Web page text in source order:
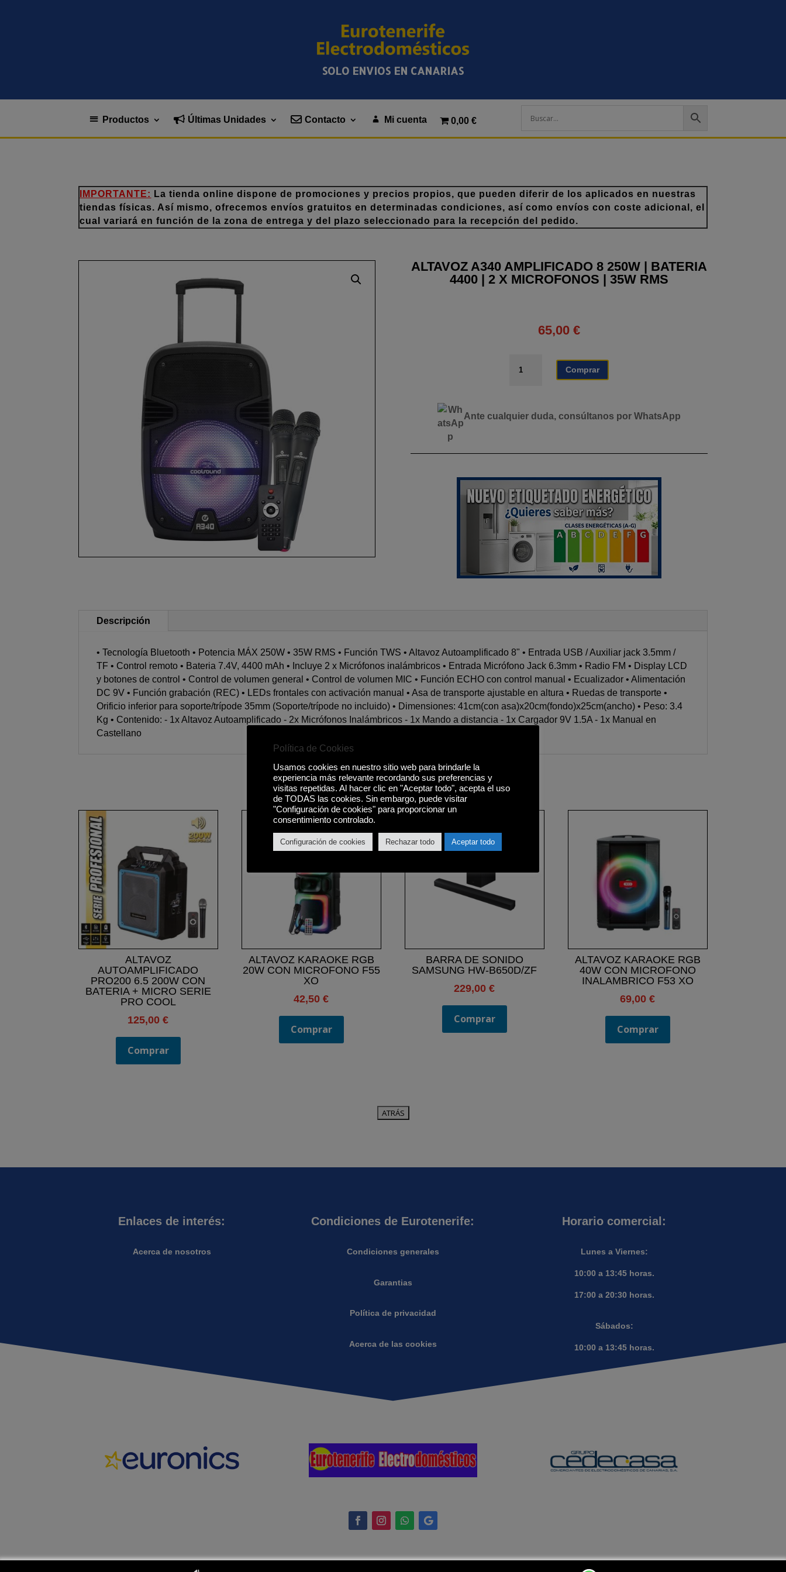
SOLO ENVIOS EN CANARIAS
Productos Últimas Unidades Contacto Mi cuenta 0,00 €
IMPORTANTE: La tienda online dispone de promociones y precios propios, que pueden diferir de los aplicados en nuestras
tiendas físicas. Así mismo, ofrecemos envíos gratuitos en determinadas condiciones, así como envíos con coste adicional, el
cual variará en función de la zona de entrega y del plazo seleccionado para la recepción del pedido.
ALTAVOZ A340 AMPLIFICADO 8 250W | BATERIA
4400 | 2 X MICROFONOS | 35W RMS
65,00 €
A340
250W
4400
2
X
MICROFONOS
|
35W
RMS
cantidad
Comprar
Ante cualquier duda, consúltanos por WhatsApp
Descripción
• Tecnología Bluetooth • Potencia MÁX 250W • 35W RMS • Función TWS • Altavoz Autoamplificado 8" • Entrada USB / Auxiliar jack 3.5mm /
TF • Control remoto • Bateria 7.4V, 4400 mAh • Incluye 2 x Micrófonos inalámbricos • Entrada Micrófono Jack 6.3mm • Radio FM • Display LCD
y botones de control • Control de volumen general • Control de volumen MIC • Función ECHO con control manual • Ecualizador • Alimentación
DC 9V • Función grabación (REC) • LEDs frontales con activación manual • Asa de transporte ajustable en altura • Ruedas de transporte •
Orificio inferior para soporte/trípode 35mm (Soporte/trípode no incluido) • Dimensiones: 41cm(con asa)x20cm(fondo)x25cm(ancho) • Peso: 3.4
Kg • Contenido: - 1x Altavoz Autoamplificado - 2x Micrófonos Inalámbricos - 1x Mando a distancia - 1x Cargador 9V 1.5A - 1x Manual en
Castellano
Productos relacionados
ALTAVOZ
AUTOAMPLIFICADO
PRO200 6.5 200W CON
BATERIA + MICRO SERIE
PRO COOL
125,00€
Comprar
ALTAVOZ KARAOKE RGB
20W CON MICROFONO F55
XO
42,50€
Comprar
BARRA DE SONIDO
SAMSUNG HW-B650D/ZF
229,00€
Comprar
ALTAVOZ KARAOKE RGB
40W CON MICROFONO
INALAMBRICO F53 XO
69,00€
Comprar
Enlaces de interés:
Acerca de nosotros
Condiciones de Eurotenerife:
Condiciones generales
Garantias
Política de privacidad
Acerca de las cookies
Horario comercial:
Lunes a Viernes:
10:00 a 13:45 horas.
17:00 a 20:30 horas.
Sábados:
10:00 a 13:45 horas.
Política de Cookies
Usamos cookies en nuestro sitio web para brindarle la
experiencia más relevante recordando sus preferencias y
visitas repetidas. Al hacer clic en "Aceptar todo", acepta el uso
de TODAS las cookies. Sin embargo, puede visitar
"Configuración de cookies" para proporcionar un
consentimiento controlado.
Configuración de cookies Rechazar todo Aceptar todo